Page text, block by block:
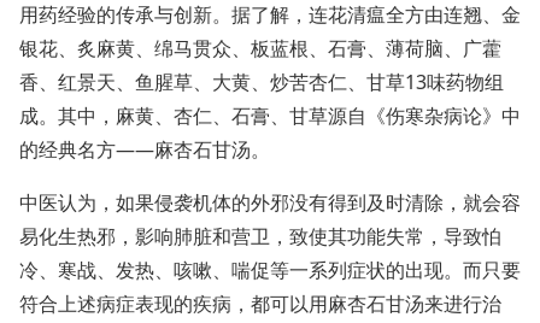
用药经验的传承与创新。据了解，连花清瘟全方由连翘、金
银花、炙麻黄、绵马贯众、板蓝根、石膏、薄荷脑、广藿
香、红景天、鱼腥草、大黄、炒苦杏仁、甘草13味药物组
成。其中，麻黄、杏仁、石膏、甘草源自《伤寒杂病论》中
的经典名方——麻杏石甘汤。
中医认为，如果侵袭机体的外邪没有得到及时清除，就会容
易化生热邪，影响肺脏和营卫，致使其功能失常，导致怕
冷、寒战、发热、咳嗽、喘促等一系列症状的出现。而只要
符合上述病症表现的疾病，都可以用麻杏石甘汤来进行治